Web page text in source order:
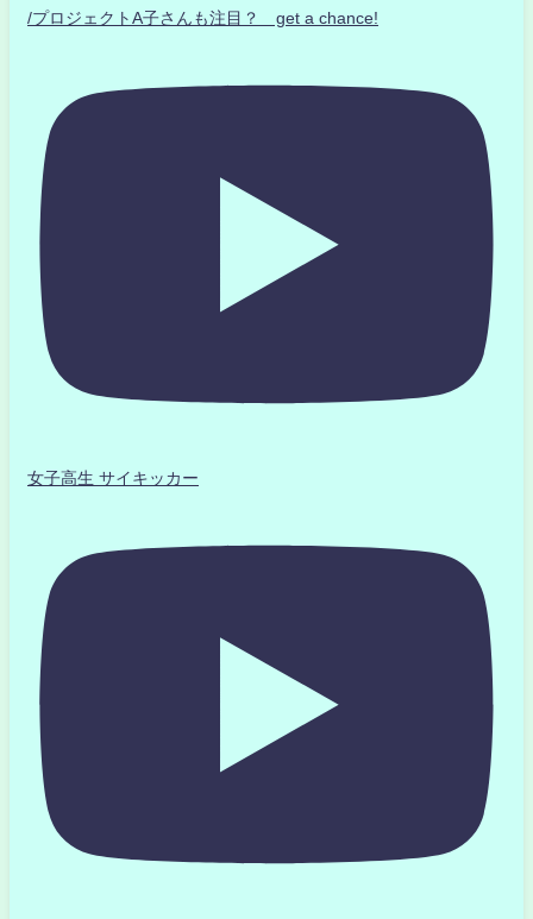
/プロジェクトA子さんも注目？ get a chance!
女子高生 サイキッカー